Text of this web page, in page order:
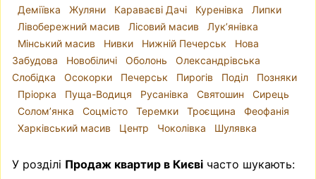
Деміївка Жуляни Караваєві Дачі Куренівка
Липки
Лівобережний масив
Лісовий масив
Лук’янівка
Мінський масив
Нивки Нижній Печерськ
Нова
Забудова
Новобіличі Оболонь
Олександрівська
Слобідка
Осокорки Печерськ Пирогів Поділ
Позняки
Пріорка
Пуща-Водиця Русанівка Святошин
Сирець
Солом’янка
Соцмісто Теремки Троєщина
Феофанія
Харківський масив
Центр Чоколівка Шулявка
У розділі Продаж квартир в Києві часто шукають: